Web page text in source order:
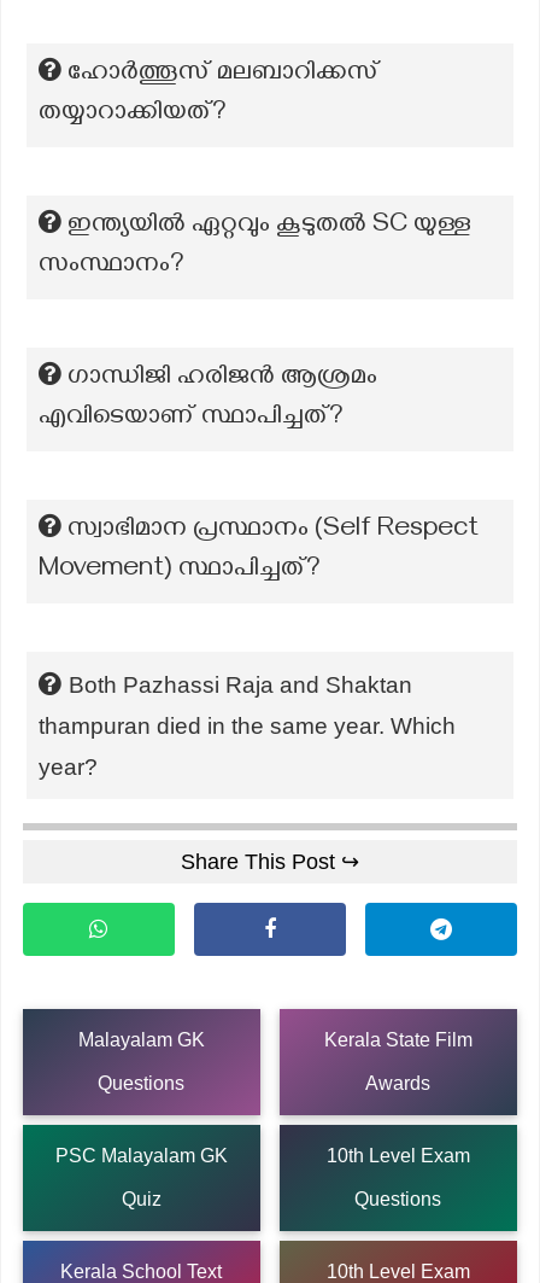
ഹോര്‍ത്തൂസ് മലബാറിക്കസ്
തയ്യാറാക്കിയത്?
ഇന്ത്യയിൽ ഏറ്റവും കൂടുതൽ SC യുള്ള
സംസ്ഥാനം?
ഗാന്ധിജി ഹരിജൻ ആശ്രമം
എവിടെയാണ് സ്ഥാപിച്ചത്?
സ്വാഭിമാന പ്രസ്ഥാനം (Self Respect
Movement) സ്ഥാപിച്ചത്?
Both Pazhassi Raja and Shaktan
thampuran died in the same year. Which
year?
Share This Post ↪
Malayalam GK
Questions
Kerala State Film
Awards
PSC Malayalam GK
Quiz
10th Level Exam
Questions
Kerala School Text 10th Level Exam